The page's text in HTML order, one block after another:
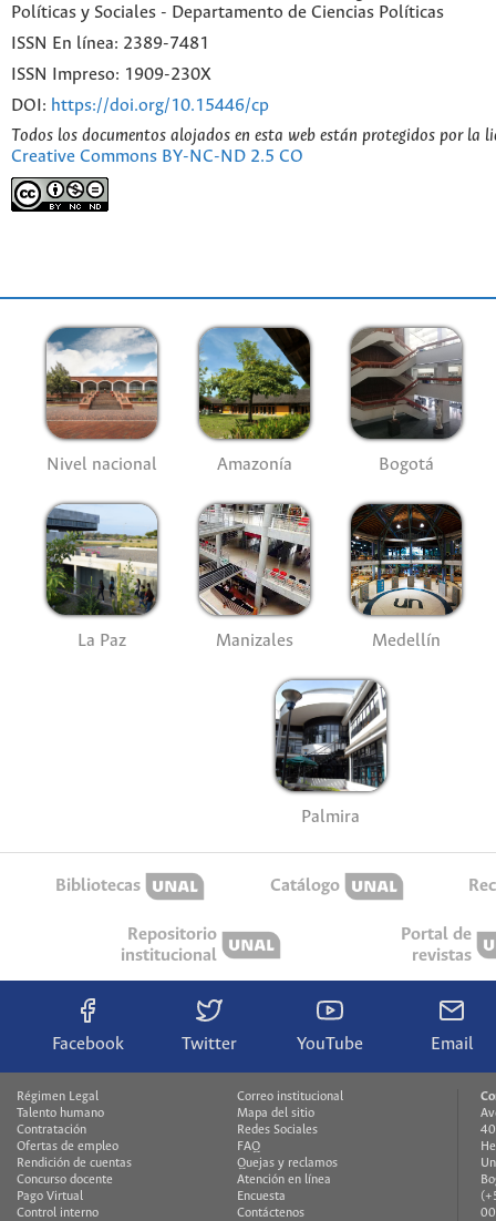
Políticas y Sociales - Departamento de Ciencias Políticas
ISSN En línea: 2389-7481
ISSN Impreso: 1909-230X
DOI: https://doi.org/10.15446/cp
Todos los documentos alojados en esta web están protegidos por la
Creative Commons BY-NC-ND 2.5 CO
Nivel nacional Amazonía Bogotá
La Paz Manizales Medellín
Palmira
Bibliotecas Catálogo
Repositorio
institucional
Portal de
revistas
Facebook Twitter YouTube Email
Régimen Legal
Talento humano
Contratación
Ofertas de empleo
Rendición de cuentas
Concurso docente
Pago Virtual
Control interno
Correo institucional
Mapa del sitio
Redes Sociales
FAQ
Quejas y reclamos
Atención en línea
Encuesta
Contáctenos